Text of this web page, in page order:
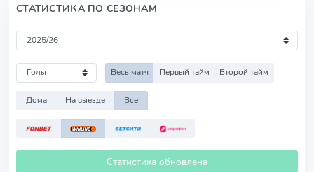
СТАТИСТИКА ПО СЕЗОНАМ
Весь матч Первый тайм Второй тайм
Дома На выезде Все
Статистика обновлена